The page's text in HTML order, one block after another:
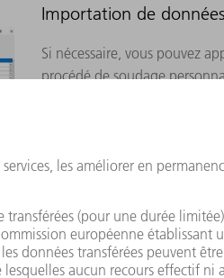
Importation de
Si nécessaire, vous pouvez
procédé de soudage
PFO est compatible avec
Formats CAO disponibles
dxf, dwg, dxb, step, iges, brep